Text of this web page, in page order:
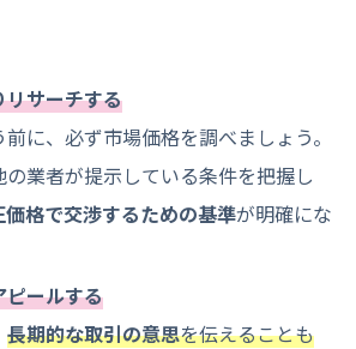
サーチする
に、必ず市場価格を調べましょう。
業者が提示している条件を把握し
価格で交渉するための基準が明確にな
ピールする
長期的な取引の意思を伝えることも